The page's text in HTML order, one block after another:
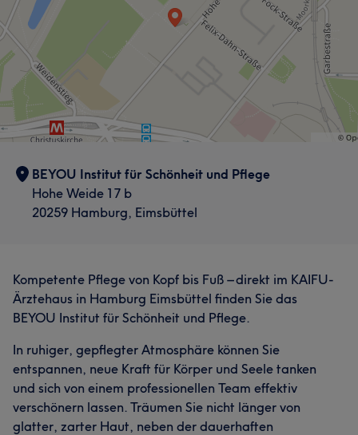
BEYOU Institut für Schönheit und Pflege
Hohe Weide 17 b
20259 Hamburg, Eimsbüttel
Kompetente Pflege von Kopf bis Fuß – direkt im KAIFU-
Ärztehaus in Hamburg Eimsbüttel finden Sie das
BEYOU Institut für Schönheit und Pflege.
In ruhiger, gepflegter Atmosphäre können Sie
entspannen, neue Kraft für Körper und Seele tanken
und sich von einem professionellen Team effektiv
verschönern lassen. Träumen Sie nicht länger von
glatter, zarter Haut, neben der dauerhaften